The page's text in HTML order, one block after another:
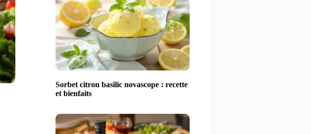
Sorbet citron basilic novascope : recette
et bienfaits